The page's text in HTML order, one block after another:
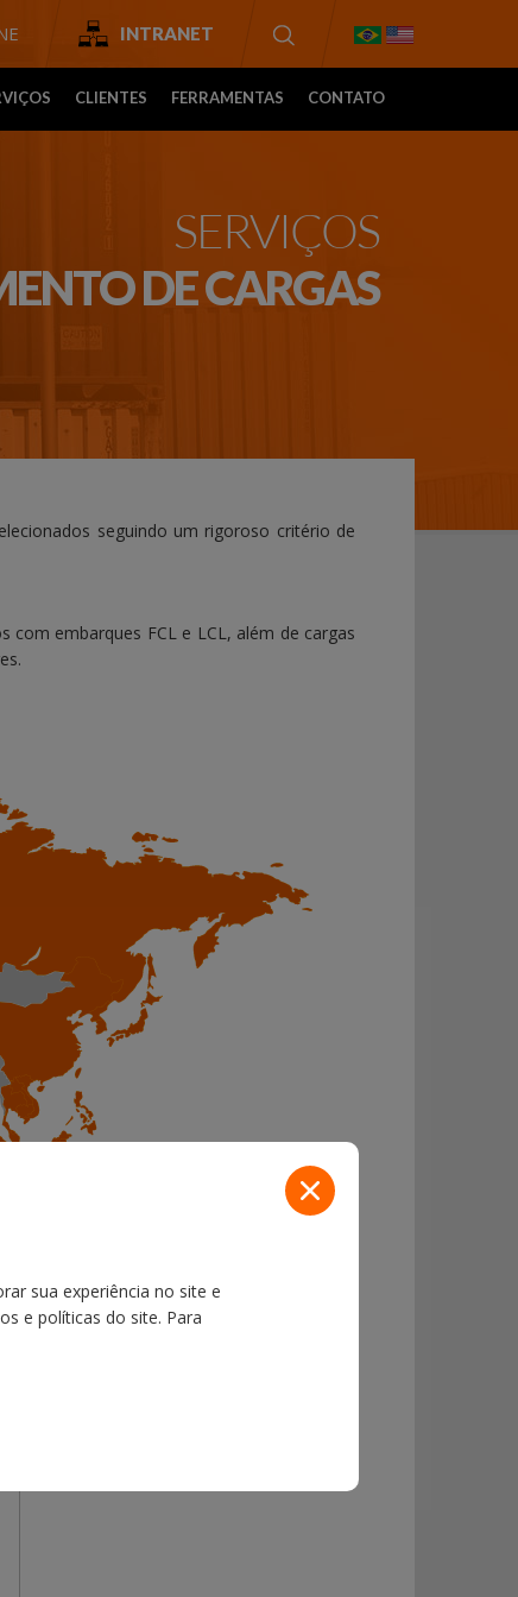
INTRANET
CLIENTES FERRAMENTAS CONTATO
SERVIÇOS
DE CARGAS
seguindo um rigoroso critério de
embarques FCL e LCL, além de cargas
sua experiência no site e
e políticas do site. Para